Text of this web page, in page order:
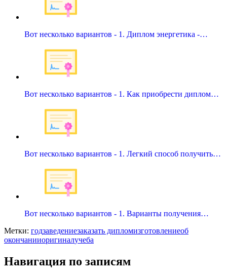
Вот несколько вариантов - 1. Диплом энергетика -…
Вот несколько вариантов - 1. Как приобрести диплом…
Вот несколько вариантов - 1. Легкий способ получить…
Вот несколько вариантов - 1. Варианты получения…
Метки: годзаведениезаказать дипломизготовлениеоб
окончанииоригиналучеба
Навигация по записям